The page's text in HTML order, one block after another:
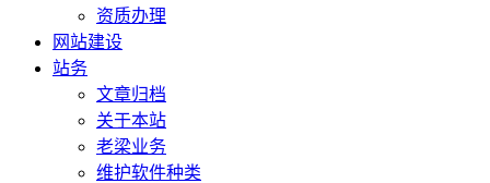
资质办理
网站建设
站务
文章归档
关于本站
老梁业务
维护软件种类